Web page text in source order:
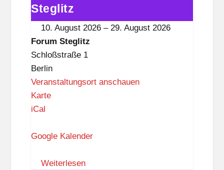
g
l
i
t
z
Akkordeons"
im
Forum
Steglitz
Steglitz
10. August 2026 –29. August 2026
Forum Steglitz
Schloßstraße 1
Berlin
Veranstaltungsort anschauen
KarteF
u
S
iCal
Google Kalender
Weiterlesen